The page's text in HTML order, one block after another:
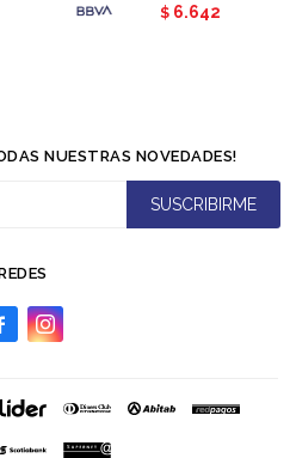
$ 6.642

NUESTRAS NOVEDADES!
SUSCRIBIRME